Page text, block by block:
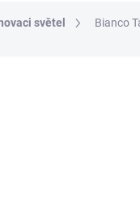
světel Bianco